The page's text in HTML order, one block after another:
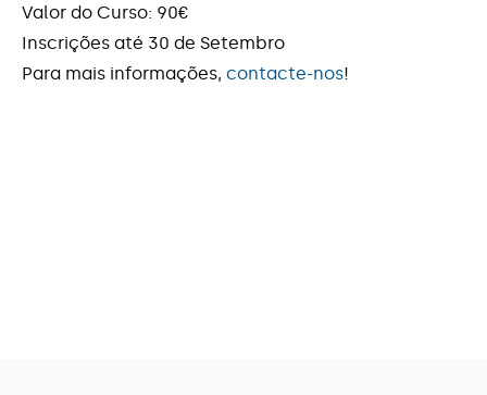
Valor do Curso: 90€
Inscrições até 30 de Setembro
Para mais informações, contacte-nos!